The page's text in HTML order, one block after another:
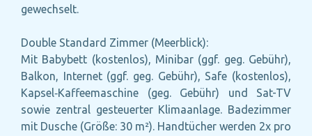
gewechselt.
Double Standard Zimmer (Meerblick):
Mit Babybett (kostenlos), Minibar (ggf. geg. Gebühr),
Balkon, Internet (ggf. geg. Gebühr), Safe (kostenlos),
Kapsel‑Kaffeemaschine (geg. Gebühr) und Sat-TV
sowie zentral gesteuerter Klimaanlage. Badezimmer
mit Dusche (Größe: 30 m²). Handtücher werden 2x pro